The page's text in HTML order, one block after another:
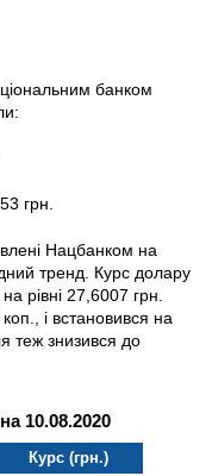
банком
грн.
Нацбанком на
тренд. Курс долару
рівні 27,6007 грн.
і встановився на
теж знизився до
10.08.2020
Курс (грн.)